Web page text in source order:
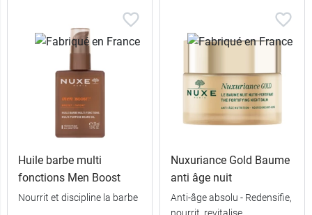
Huile barbe multi
fonctions Men Boost
Nourrit et discipline la barbe
Nuxuriance Gold Baume
anti âge nuit
Anti-âge absolu - Redensifie,